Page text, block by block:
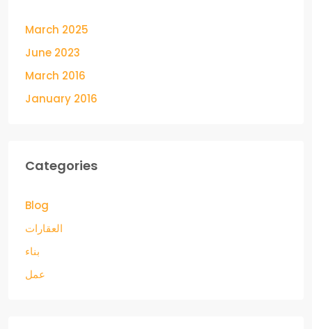
March 2025
June 2023
March 2016
January 2016
Categories
Blog
العقارات
بناء
عمل